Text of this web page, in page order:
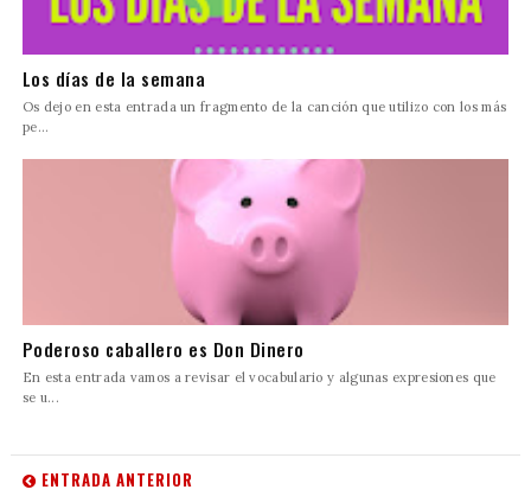
Los días de la semana
Os dejo en esta entrada un fragmento de la canción que utilizo con los más
pe...
Poderoso caballero es Don Dinero
En esta entrada vamos a revisar el vocabulario y algunas expresiones que
se u...
ENTRADA ANTERIOR